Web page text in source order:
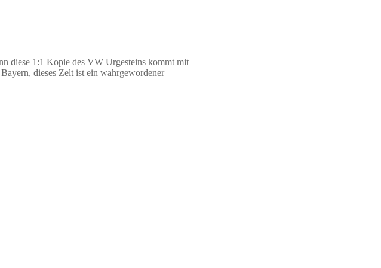
diese 1:1 Kopie des VW Urgesteins kommt mit
dieses Zelt ist ein wahrgewordener